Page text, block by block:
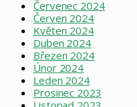
Červenec 2024
Červen 2024
Květen 2024
Duben 2024
Březen 2024
Únor 2024
Leden 2024
Prosinec 2023